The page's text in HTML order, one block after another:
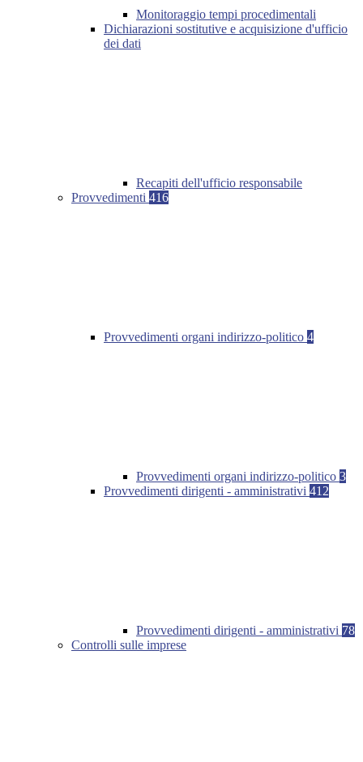
Monitoraggio tempi procedimentali
Dichiarazioni sostitutive e acquisizione d'ufficio
dei dati
Recapiti dell'ufficio responsabile
Provvedimenti 416
Provvedimenti organi indirizzo-politico 4
Provvedimenti organi indirizzo-politico 3
Provvedimenti dirigenti - amministrativi 412
Provvedimenti dirigenti - amministrativi 78
Controlli sulle imprese